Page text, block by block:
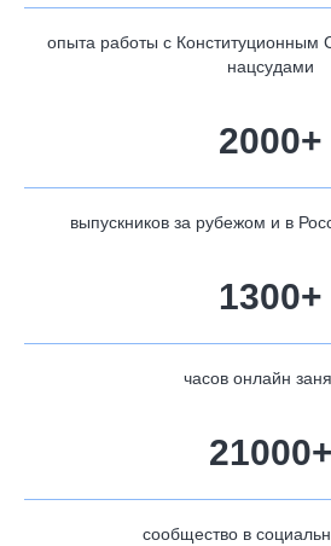
опыта работы с
нацсудами
2000+
выпускников за рубежом и в
1300+
часов онлайн
21000+
сообщество в